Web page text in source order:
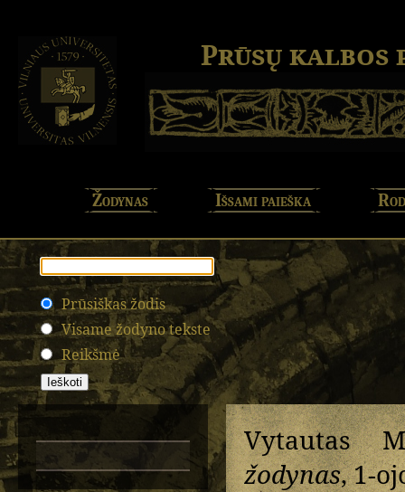
Prūsų kalbos
Žodynas Išsami paieška
Prūsiškas žodis
Visame žodyno tekste
Reikšmė
Vytautas
žodynas, 1-